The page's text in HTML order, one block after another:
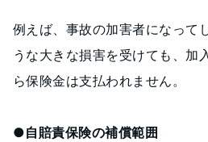
例えば、事故の加害者になって
うな大きな損害を受けても、加
ら保険金は支払われません。
●自賠責保険の補償範囲